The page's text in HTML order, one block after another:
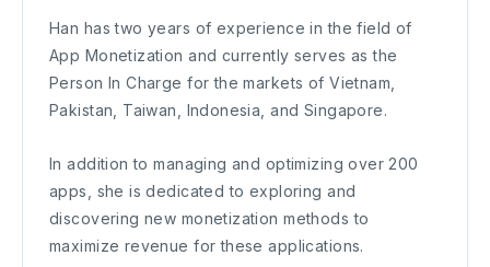
Han has two years of experience in the field of
App Monetization and currently serves as the
Person In Charge for the markets of Vietnam,
Pakistan, Taiwan, Indonesia, and Singapore.
In addition to managing and optimizing over 200
apps, she is dedicated to exploring and
discovering new monetization methods to
maximize revenue for these applications.